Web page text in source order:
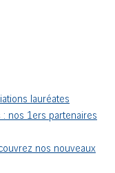
lauréates
: nos 1ers partenaires
nos nouveaux